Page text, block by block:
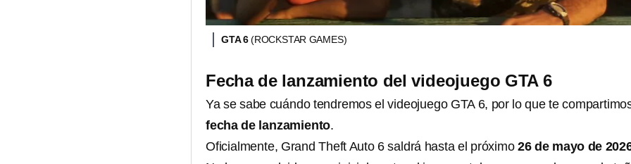
GTA 6(ROCKSTAR GAMES)
Fecha de lanzamiento del videojuego GTA 6
Ya se sabe cuándo tendremos el videojuego GTA 6, por lo que te
fecha de lanzamiento.
Oficialmente, Grand Theft Auto 6 saldrá hasta el próximo 26 de mayo de